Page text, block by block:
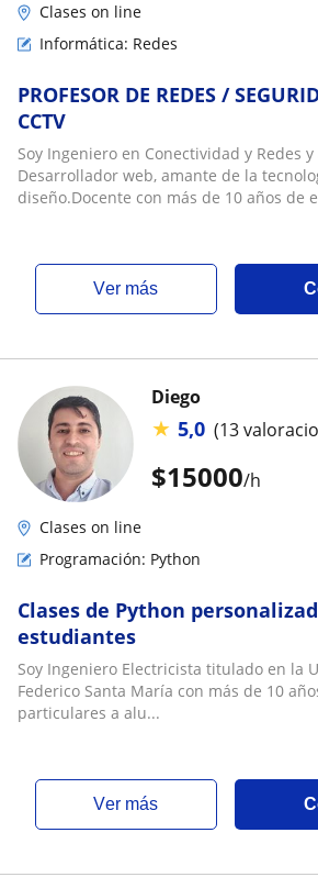
Clases on line
Informática: Redes
PROFESOR DE REDES /
CCTV
Soy Ingeniero en Conectividad y Redes
Desarrollador web, amante de la
diseño.Docente con más de 10 años de
ver más
$15000/h
Diego
★ 5,0 (13
Clases on line
Programación: Python
Clases de Python
estudiantes
Soy Ingeniero Electricista titulado en la
Federico Santa María con más de 10
particulares a alu...
ver más